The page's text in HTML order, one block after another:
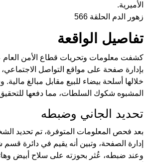
الأميرية.
زهور الدم الحلقة 566
تفاصيل الواقعة
كشفت معلومات وتحريات قطاع الأمن العام
بإدارة صفحة على مواقع التواصل
خلالها أسلحة بيضاء للبيع مقابل مبالغ مالية.
المشبوه شكوك السلطات، مما دفعها
تحديد الجاني وضبطه
بعد فحص المعلومات المتوفرة، تم تحديد
إدارة الصفحة، وتبين أنه يقيم في دائرة قسم
وعند ضبطه، عُثر بحوزته على سلاح أبيض